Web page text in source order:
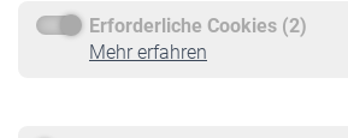
Erforderliche Cookies (2)
Mehr erfahren
Service
Informationen